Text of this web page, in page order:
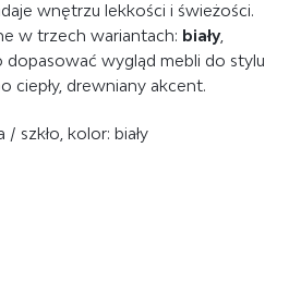
wnętrzu lekkości i świeżości.
w trzech wariantach: biały,
dopasować wygląd mebli do stylu
ciepły, drewniany akcent.
szkło, kolor: biały